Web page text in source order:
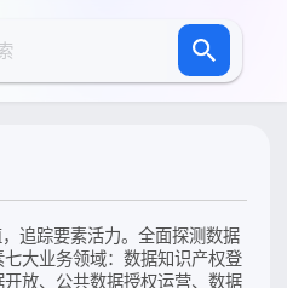
追踪要素活力。全面探测数据
大业务领域：数据知识产权登
放、公共数据授权运营、数据